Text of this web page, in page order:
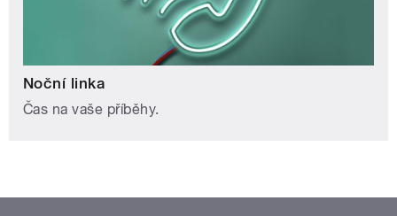
Noční linka
Čas na vaše příběhy.